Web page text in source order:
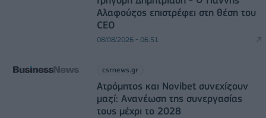
Αλαφούζος επιστρέφει στη θέση του
CEO
08/08/2026 - 06:51
csrnews.gr
Ατρόμητος και Novibet συνεχίζουν
μαζί: Ανανέωση της συνεργασίας
τους μέχρι το 2028